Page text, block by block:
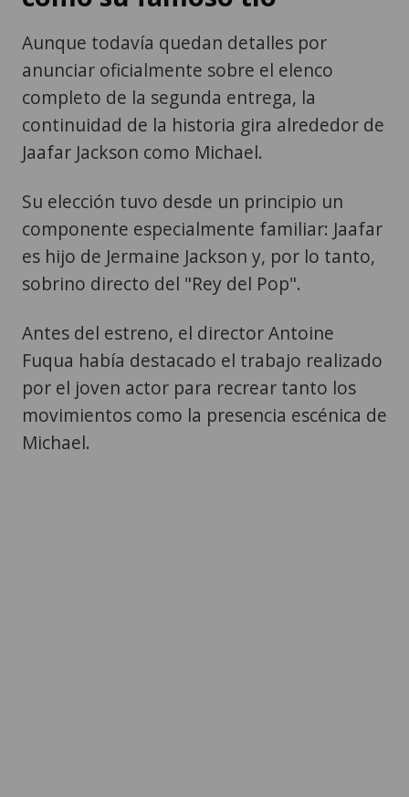
Aunque todavía quedan detalles por
anunciar oficialmente sobre el elenco
completo de la segunda entrega, la
continuidad de la historia gira alrededor de
Jaafar Jackson como Michael.
Su elección tuvo desde un principio un
componente especialmente familiar: Jaafar
es hijo de Jermaine Jackson y, por lo tanto,
sobrino directo del "Rey del Pop".
Antes del estreno, el director Antoine
Fuqua había destacado el trabajo realizado
por el joven actor para recrear tanto los
movimientos como la presencia escénica de
Michael.